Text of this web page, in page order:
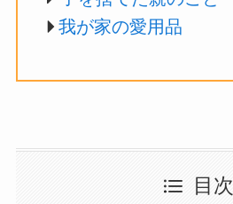
我が家の愛用品
目次